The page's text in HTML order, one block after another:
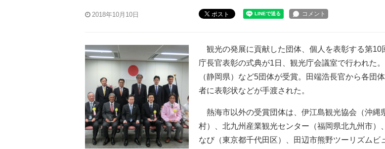
2018年10月10日 ポスト
観光の発展に貢献した団体、個人を表彰する第10
庁長官表彰の式典が1日、観光庁会議室で行われた
（静岡県）など5団体が受賞。田端浩長官から各団
者に表彰状などが手渡された。
熱海市以外の受賞団体は、伊江島観光協会（沖縄
村）、北九州産業観光センター（福岡県北九州市）
なび（東京都千代田区）、田辺市熊野ツーリズムビ